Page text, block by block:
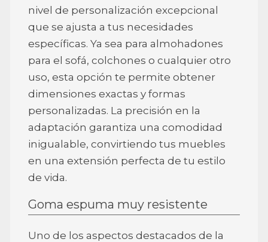
nivel de personalización excepcional
que se ajusta a tus necesidades
específicas. Ya sea para almohadones
para el sofá, colchones o cualquier otro
uso, esta opción te permite obtener
dimensiones exactas y formas
personalizadas. La precisión en la
adaptación garantiza una comodidad
inigualable, convirtiendo tus muebles
en una extensión perfecta de tu estilo
de vida.
Goma espuma muy resistente
Uno de los aspectos destacados de la